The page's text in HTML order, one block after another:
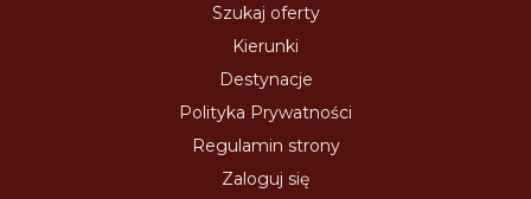
Szukaj oferty
Kierunki
Destynacje
Polityka Prywatności
Regulamin strony
Zaloguj się